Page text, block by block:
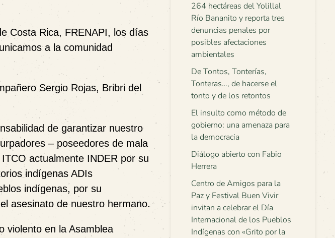
Costa Rica, FRENAPI, los días
a la comunidad
Sergio Rojas, Bribri del
de garantizar nuestro
– poseedores de mala
actualmente INDER por su
indígenas ADIs
indígenas, por su
asesinato de nuestro hermano.
violento en la Asamblea
264 hectáreas del Yolillal
Río Bananito y reporta tres
denuncias penales por
posibles afectaciones
ambientales
De Tontos, Tonterías,
Tonteras…, de hacerse el
tonto y de los retontos
El insulto como método de
gobierno: una amenaza para
la democracia
Diálogo abierto con Fabio
Herrera
Centro de Amigos para la
Paz y Festival Buen Vivir
invitan a celebrar el Día
Internacional de los Pueblos
Indígenas con «Grito por la